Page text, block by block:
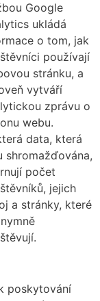
Google
ukládá
o tom, jak
používají
stránku, a
vytváří
zprávu o
webu.
data, která
shromažďována,
počet
jejich
a stránky, které
poskytování